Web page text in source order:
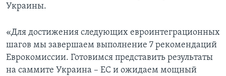
Украины.
«Для достижения следующих евроинтеграционных
шагов мы завершаем выполнение 7 рекомендаций
Еврокомиссии. Готовимся представить результаты
на саммите Украина – ЕС и ожидаем мощный